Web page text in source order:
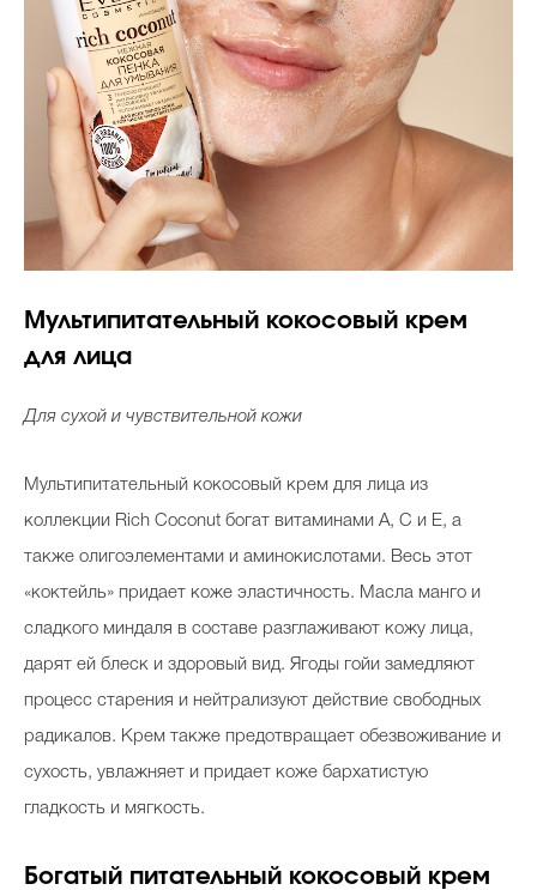
Мультипитательный кокосовый крем
для лица
Для сухой и чувствительной кожи
Мультипитательный кокосовый крем для лица из
коллекции Rich Coconut богат витаминами A, C и E, а
также олигоэлементами и аминокислотами. Весь этот
«коктейль» придает коже эластичность. Масла манго и
сладкого миндаля в составе разглаживают кожу лица,
дарят ей блеск и здоровый вид. Ягоды гойи замедляют
процесс старения и нейтрализуют действие свободных
радикалов. Крем также предотвращает обезвоживание и
сухость, увлажняет и придает коже бархатистую
гладкость и мягкость.
Богатый питательный кокосовый крем